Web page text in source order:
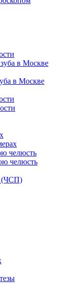
в Москве
в Москве
челюсть
челюсть
(ЧСП)